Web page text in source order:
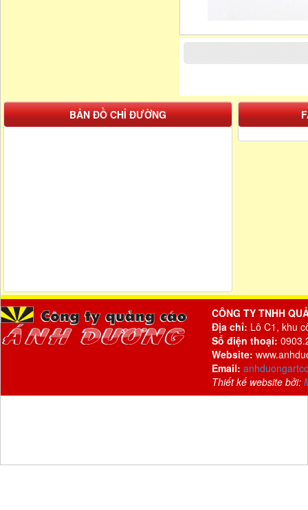
BẢN ĐỒ CHỈ ĐƯỜNG
CÔNG TY TNHH
Địa chỉ: Lô C1, khu
Số điện thoại:
Website:
Email:
Thiết kế website bởi: